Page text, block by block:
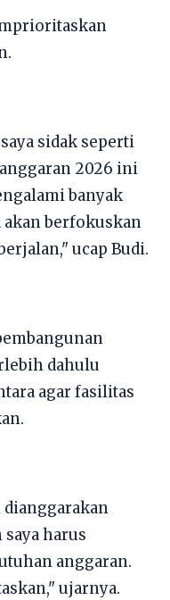
sidak seperti
2026 ini
banyak
akan berfokuskan
ucap Budi.
dahulu
agar fasilitas
dianggarakan
harus
anggaran.
ujarnya.